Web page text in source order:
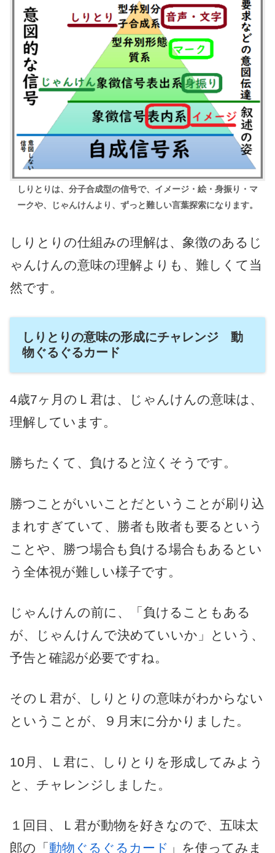
しりとりは、分子合成型の信号で、イメージ・絵・身振り・マ
ークや、
じゃんけんより、ずっと難しい言葉探索になります。
しりとりの仕組みの理解は、象徴のあるじ
ゃんけんの意味の理解よりも、難しくて当
然です。
しりとりの意味の形成にチャレンジ 動
物ぐるぐるカード
4歳7ヶ月のＬ君は、じゃんけんの意味は、
理解しています。
勝ちたくて、負けると泣くそうです。
勝つことがいいことだということが刷り込
まれすぎていて、勝者も敗者も要るという
ことや、勝つ場合も負ける場合もあるとい
う全体視が難しい様子です。
じゃんけんの前に、「負けることもある
が、じゃんけんで決めていいか」という、
予告と確認が必要ですね。
そのＬ君が、しりとりの意味がわからない
ということが、９月末に分かりました。
10月、Ｌ君に、しりとりを形成してみよう
と、チャレンジしました。
１回目、Ｌ君が動物を好きなので、五味太
郎の「 動物ぐるぐるカード 」を使ってみま